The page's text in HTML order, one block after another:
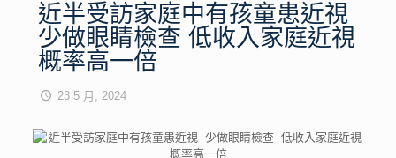
近半受訪家庭中有孩童患近視
少做眼睛檢查 低收入家庭近視
概率高一倍
23 5 月, 2024